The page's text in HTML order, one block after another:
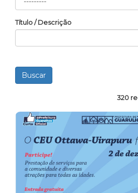
Título / Descrição
320